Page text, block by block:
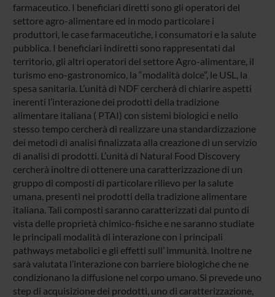
farmaceutico. I beneficiari diretti sono gli operatori del
settore agro-alimentare ed in modo particolare i
produttori, le case farmaceutiche, i consumatori e la salute
pubblica. I beneficiari indiretti sono rappresentati dal
territorio, gli altri operatori del settore Agro-alimentare, il
turismo eno-gastronomico, la “modalità dolce”, le USL, la
spesa sanitaria. L’unità di NDF cercherà di chiarire aspetti
inerenti l’interazione dei prodotti della tradizione
alimentare italiana ( PTAI) con sistemi biologici e nello
stesso tempo cercherà di realizzare una standardizzazione
dei metodi di analisi finalizzata alla creazione di un servizio
di analisi di prodotti. L’unità di Natural Food Discovery
cercherà inoltre di ottenere una caratterizzazione di un
gruppo di composti di particolare rilievo per la salute
umana, presenti nei prodotti della tradizione alimentare
italiana. Tali composti saranno caratterizzati dal punto di
vista delle proprietà chimico-fisiche e ne saranno studiate
le principali modalità di interazione con i principali
pathways metabolici e gli effetti sull’ immunità. Inoltre ne
sarà valutata l’interazione con barriere biologiche che ne
condizionano la diffusione nel corpo umano. Si prevede uno
step di acquisizione dei prodotti, uno di caratterizzazione,